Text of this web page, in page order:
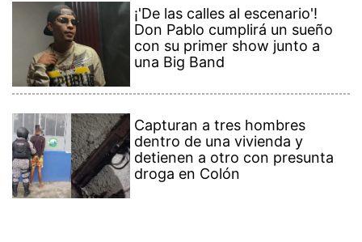
¡'De las calles al escenario'!
Don Pablo cumplirá un sueño
con su primer show junto a
una Big Band
Capturan a tres hombres
dentro de una vivienda y
detienen a otro con presunta
droga en Colón